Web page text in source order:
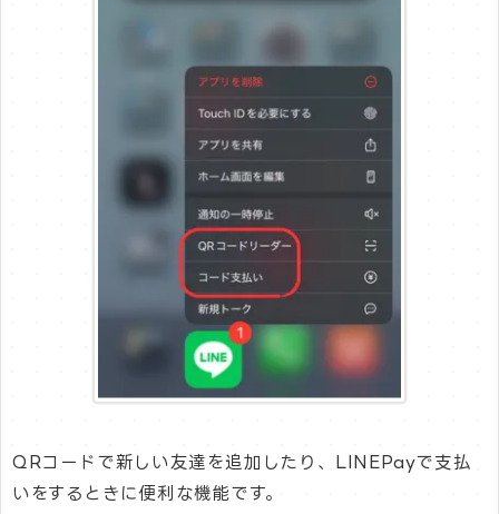
QRコードで新しい友達を追加したり、LINEPayで支払
いをするときに便利な機能です。